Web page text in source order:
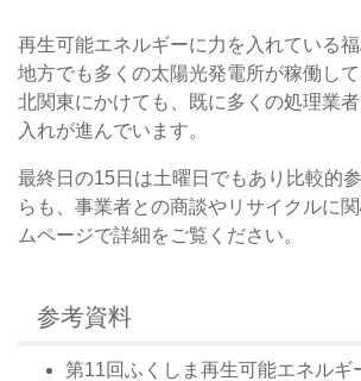
再生可能エネルギーに力を入れている
地方でも多くの太陽光発電所が稼働し
北関東にかけても、既に多くの処理業
入れが進んでいます。
最終日の15日は土曜日でもあり比較的
らも、事業者との商談やリサイクルに
ムページで詳細をご覧ください。
参考資料
第11回ふくしま再生可能エネルギ